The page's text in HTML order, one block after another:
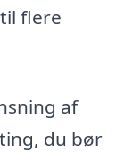
flere
af
du bør